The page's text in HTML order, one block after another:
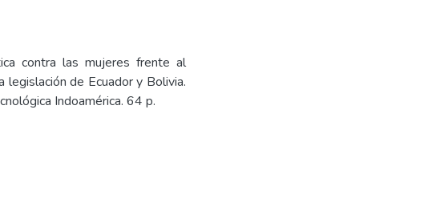
contra las mujeres frente al
legislación de Ecuador y Bolivia.
Indoamérica. 64 p.